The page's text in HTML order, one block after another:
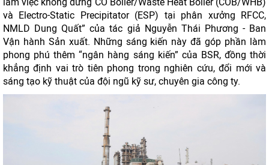
và Electro-Static Precipitator (ESP) tại phân xưởng RFCC,
NMLD Dung Quất” của tác giả Nguyễn Thái Phương - Ban
Vận hành Sản xuất. Những sáng kiến này đã góp phần làm
phong phú thêm “ngân hàng sáng kiến” của BSR, đồng thời
khẳng định vai trò tiên phong trong nghiên cứu, đổi mới và
sáng tạo kỹ thuật của đội ngũ kỹ sư, chuyên gia công ty.